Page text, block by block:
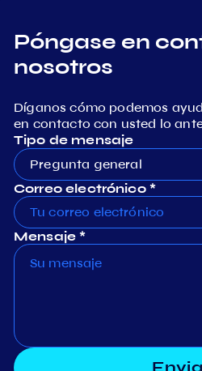
Póngase en
nosotros
Díganos cómo podemos
en contacto con usted lo
Tipo de mensaje
Pregunta general
Correo electrónico *
Mensaje *